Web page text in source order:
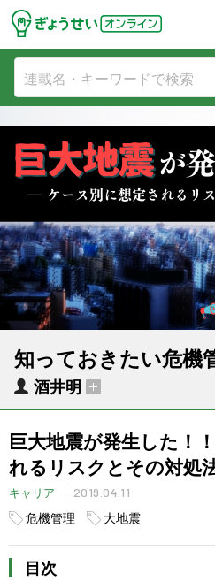
知っておきたい危機
酒井明
巨大地震が発生した！
れるリスクとその対処
キャリア
2019.04.11
危機管理
大地震
目次